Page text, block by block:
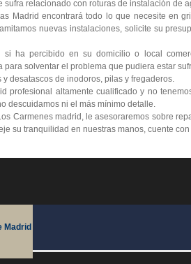
relacionado con roturas de instalación de
Madrid encontrará todo lo que necesite en
nuevas instalaciones, solicite su
si ha percibido en su domicilio o local
para solventar el problema que pudiera estar
desatascos de inodoros, pilas y fregaderos.
profesional altamente cualificado y no
descuidamos ni el más mínimo detalle.
Carmenes madrid, le asesoraremos sobre
su tranquilidad en nuestras manos, cuente
Madrid